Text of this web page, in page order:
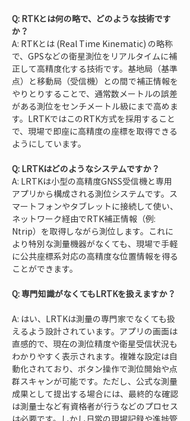
Q: RTKとは何の略で、どのような技術です
か？
A: RTKとは (Real Time Kinematic) の略称
で、GPSなどの衛星測位をリアルタイムに補
正して高精度化する技術です。基地局（基準
点）と移動局（受信機）との間で補正情報を
やりとりすることで、通常数メートルの誤差
がある測位をセンチメートル級にまで高めま
す。LRTKではこのRTK方式を採用すること
で、現場で即座に高精度の座標を取得できる
ようにしています。
Q: LRTKはどのようなシステムですか？
A: LRTKは小型の高精度GNSS受信機と専用
アプリから構成される測位システムです。ス
マートフォンやタブレットに接続して使い、
ネットワーク経由でRTK補正情報（例:
Ntrip）を取得しながら測位します。これに
より特別な測量機器がなくても、現場で手軽
に公共座標系対応の高精度な位置情報を得る
ことができます。
Q: 専門知識がなくてもLRTKを扱えますか？
A: はい、LRTKは測量の専門家でなくても扱
えるよう設計されています。アプリの画面は
直感的で、現在の測位精度や衛星受信状況も
わかりやすく表示されます。複雑な設定は自
動化されており、ボタン操作で測位開始や点
群スキャンが可能です。ただし、公式な測量
成果として提出する場合には、最終的な確認
は測量士など有資格者が行うなどのプロセス
は必要です。しかし日常の現場記録や進捗管